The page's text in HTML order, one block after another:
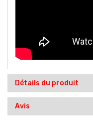
Détails du produit
Avis